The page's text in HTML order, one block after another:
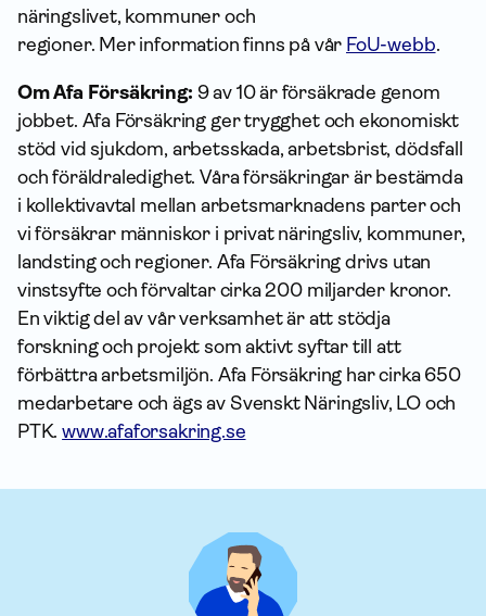
näringslivet, kommuner och
regioner. Mer information finns på vår FoU-webb.
Om Afa Försäkring: 9 av 10 är försäkrade genom
jobbet. Afa Försäkring ger trygghet och ekonomiskt
stöd vid sjukdom, arbetsskada, arbetsbrist, dödsfall
och föräldraledighet. Våra försäkringar är bestämda
i kollektivavtal mellan arbetsmarknadens parter och
vi försäkrar människor i privat näringsliv, kommuner,
landsting och regioner. Afa Försäkring drivs utan
vinstsyfte och förvaltar cirka 200 miljarder kronor.
En viktig del av vår verksamhet är att stödja
forskning och projekt som aktivt syftar till att
förbättra arbetsmiljön. Afa Försäkring har cirka 650
medarbetare och ägs av Svenskt Näringsliv, LO och
PTK.www.afaforsakring.se